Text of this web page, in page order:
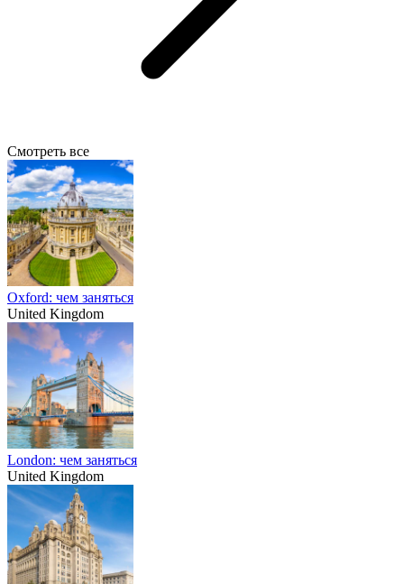
Смотреть все
Oxford: чем заняться
United Kingdom
London: чем заняться
United Kingdom